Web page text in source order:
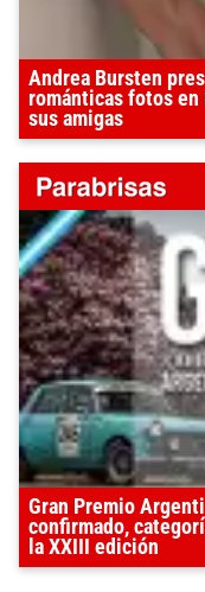
Andrea Bursten
románticas fotos
sus amigas
Gran Premio
confirmado,
la XXIII edición